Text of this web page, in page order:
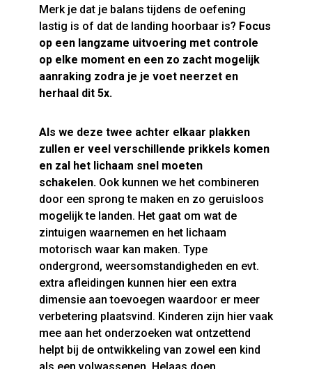
Merk je dat je balans tijdens de oefening
lastig is of dat de landing hoorbaar is? Focus
op een langzame uitvoering met controle
op elke moment en een zo zacht mogelijk
aanraking zodra je je voet neerzet en
herhaal dit 5x.
Als we deze twee achter elkaar plakken
zullen er veel verschillende prikkels komen
en zal het lichaam snel moeten
schakelen. Ook kunnen we het combineren
door een sprong te maken en zo geruisloos
mogelijk te landen. Het gaat om wat de
zintuigen waarnemen en het lichaam
motorisch waar kan maken. Type
ondergrond, weersomstandigheden en evt.
extra afleidingen kunnen hier een extra
dimensie aan toevoegen waardoor er meer
verbetering plaatsvind. Kinderen zijn hier vaak
mee aan het onderzoeken wat ontzettend
helpt bij de ontwikkeling van zowel een kind
als een volwassenen. Helaas doen